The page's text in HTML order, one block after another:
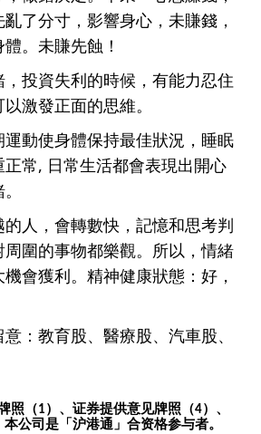
亂了分寸 ，影響身心，未賺錢，
體。未賺先蝕 ！
投資失利的時候，有能力忍住
以激發正面的思維。
運動使身體保持最佳狀況，睡眠
正常, 日常生活都會表現出開心
。
的人 ，會轉數快 ，記憶和思考判
周圍的事物都樂觀。所以，情緒
會獲利。精神健康狀態 ：好，
意：教育股、醫療股、汽車股、
照（1）、证券提供意见牌照（4）、
公司是「沪港通」合资格参与者。